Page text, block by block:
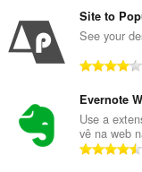
Site to
See your
Evernote
Use a
vê na web